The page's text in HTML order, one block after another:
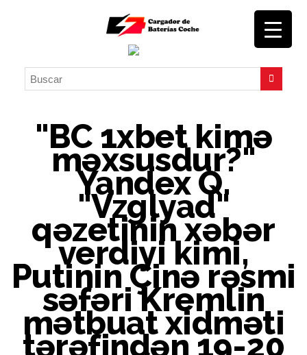
"BC 1xbet kimə
məxsusdur?"
Yandex Q.
"Vzglyad"
qəzetinin xəbər
verdiyi kimi,
Putinin Çinə rəsmi
səfəri Kremlin
mətbuat xidməti
tərəfindən 19-20